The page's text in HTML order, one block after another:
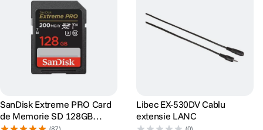
SanDisk Extreme PRO Card
de Memorie SD 128GB
SDXC UHS-I Class 10 U3 V30
Libec EX-530DV Cablu
extensie LANC